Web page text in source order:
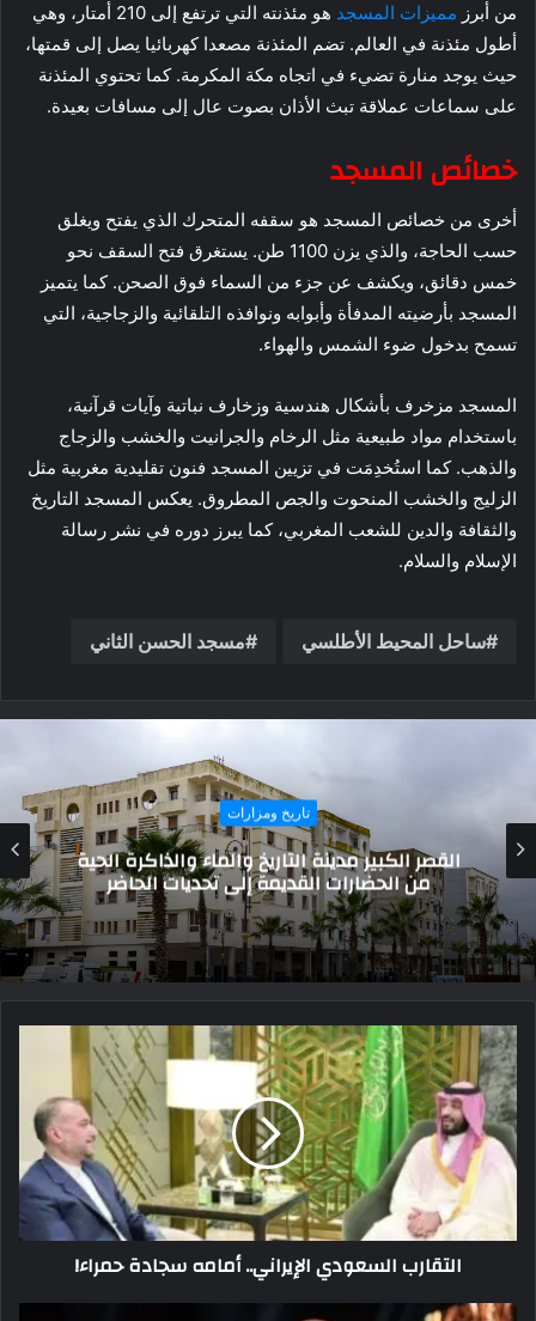
من أبرز مميزات المسجد
هو مئذنته التي ترتفع إلى 210 أمتار، وهي
أطول مئذنة في العالم. تضم المئذنة مصعدا كهربائيا يصل إلى قمتها،
حيث يوجد منارة تضيء في اتجاه مكة المكرمة. كما تحتوي المئذنة
على سماعات عملاقة تبث الأذان بصوت عال إلى مسافات بعيدة.
خصائص المسجد
أخرى من خصائص المسجد هو سقفه المتحرك الذي يفتح ويغلق
حسب الحاجة، والذي يزن 1100 طن. يستغرق فتح السقف نحو
خمس دقائق، ويكشف عن جزء من السماء فوق الصحن. كما يتميز
المسجد بأرضيته المدفأة وأبوابه ونوافذه التلقائية والزجاجية، التي
تسمح بدخول ضوء الشمس والهواء.
المسجد مزخرف بأشكال هندسية وزخارف نباتية وآيات قرآنية،
باستخدام مواد طبيعية مثل الرخام والجرانيت والخشب والزجاج
والذهب. كما استُخدِمَت في تزيين المسجد فنون تقليدية مغربية مثل
الزليج والخشب المنحوت والجص المطروق. يعكس المسجد التاريخ
والثقافة والدين للشعب المغربي، كما يبرز دوره في نشر رسالة
الإسلام والسلام.
ساحل المحيط الأطلسي مسجد الحسن الثاني
تاريخ ومزارات
«كان مثل التراب».. كيف رسم الفراعنة أول خريطة
للذهب في العالم؟
التقارب السعودي الإيراني.. أمامه سجادة حمراء!